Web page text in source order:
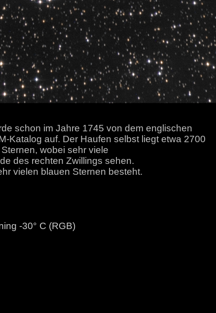
schon im Jahre 1745 von dem englischen
Katalog auf. Der Haufen selbst liegt etwa 2700
wobei sehr viele
des rechten Zwillings sehen.
vielen blauen Sternen besteht.
-30° C (RGB)